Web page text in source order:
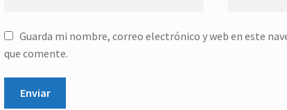
Guarda mi nombre, correo electrónico y web en este
que comente.